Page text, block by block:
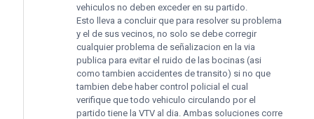
vehiculos no deben exceder en su partido.
Esto lleva a concluir que para resolver su problema
y el de sus vecinos, no solo se debe corregir
cualquier problema de señalizacion en la via
publica para evitar el ruido de las bocinas (asi
como tambien accidentes de transito) si no que
tambien debe haber control policial el cual
verifique que todo vehiculo circulando por el
partido tiene la VTV al dia. Ambas soluciones corre